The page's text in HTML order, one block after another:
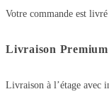
Votre commande est
Livraison Premium
Livraison à l’étage avec